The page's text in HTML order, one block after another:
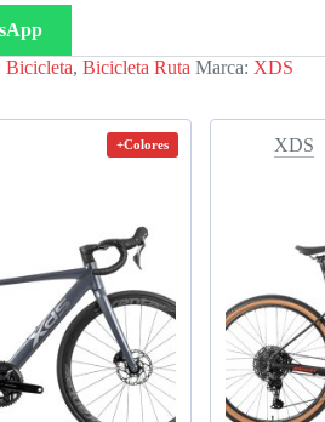
Bicicleta, Bicicleta Ruta Marca: XDS
+Colores XDS